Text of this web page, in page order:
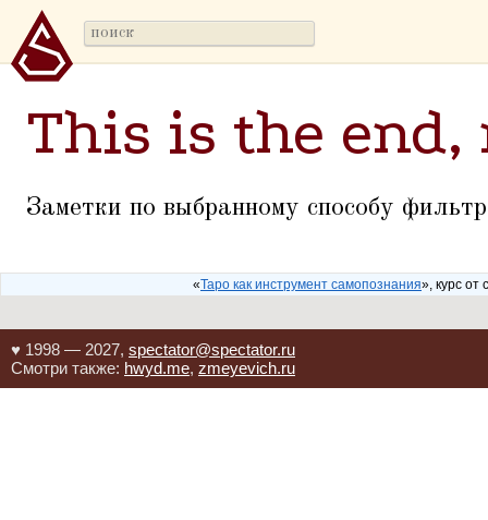
This is the
Заметки по выбранному способу
«Таро как инструмент самопознания», курс от
♥ 1998 — 2027, spectator@spectator.ru
Смотри также: hwyd.me, zmeyevich.ru